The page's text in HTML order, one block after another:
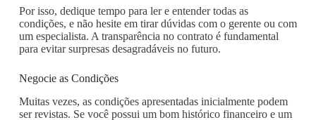
Por isso, dedique tempo para ler e entender todas as
condições, e não hesite em tirar dúvidas com o gerente ou com
um especialista. A transparência no contrato é fundamental
para evitar surpresas desagradáveis no futuro.
Negocie as Condições
Muitas vezes, as condições apresentadas inicialmente podem
ser revistas. Se você possui um bom histórico financeiro e um